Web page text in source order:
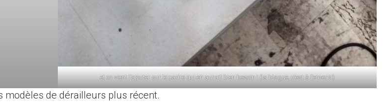
et on vient l’ajouter sur le cadre qui en aurait bien besoin ! (la blague, c’est à l’envers!)
modèles de dérailleurs plus récent.